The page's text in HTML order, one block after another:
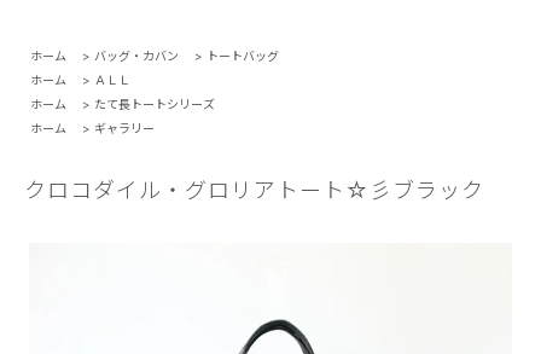
ホーム > バッグ・カバン > トートバッグ
ホーム
> ＡＬＬ
ホーム
> たて長トートシリーズ
ホーム
> ギャラリー
クロコダイル・グロリアトート☆彡ブラック